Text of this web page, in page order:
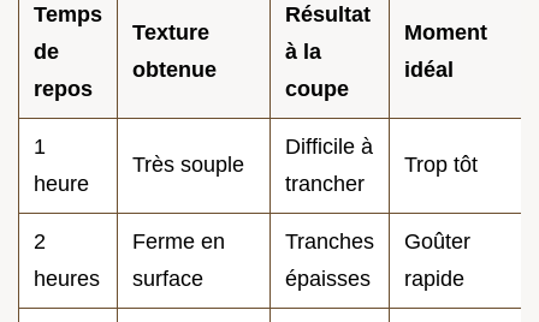
Temps
de
repos
Texture
obtenue
Résultat
à la
coupe
Moment
idéal
1
heure
Très souple
Difficile à
trancher
Trop tôt
2
heures
Ferme en
surface
Tranches
épaisses
Goûter
rapide